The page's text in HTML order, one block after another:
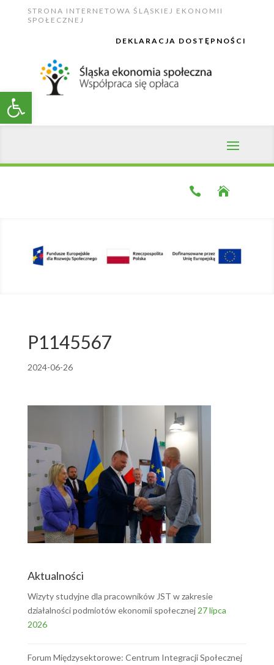
Open toolbar
content
STRONA INTERNETOWA ŚLĄSKIEJ EKONOMII
SPOŁECZNEJ
DEKLARACJA DOSTĘPNOŚCI


P1145567
2024-06-26
Aktualności
Wizyty studyjne dla pracowników JST w zakresie
działalności podmiotów ekonomii społecznej 27 lipca
2026
Forum Międzysektorowe: Centrum Integracji Społecznej